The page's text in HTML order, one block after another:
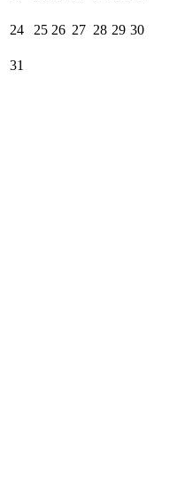
24 25 26 27 28 29 30
31